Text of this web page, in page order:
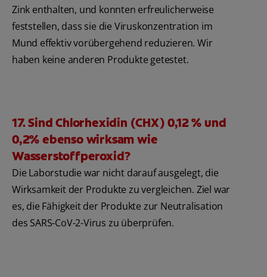
Zink enthalten, und konnten erfreulicherweise
feststellen, dass sie die Viruskonzentration im
Mund effektiv vorübergehend reduzieren. Wir
haben keine anderen Produkte getestet.
17. Sind Chlorhexidin (CHX) 0,12 % und
0,2% ebenso wirksam wie
Wasserstoffperoxid?
Die Laborstudie war nicht darauf ausgelegt, die
Wirksamkeit der Produkte zu vergleichen. Ziel war
es, die Fähigkeit der Produkte zur Neutralisation
des SARS-CoV-2-Virus zu überprüfen.